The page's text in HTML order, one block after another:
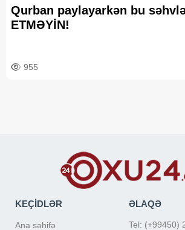
Qurban paylayarkən bu
ETMƏYİN!
955
KEÇİDLƏR
Ana səhifə
ƏLAQƏ
Tel: (+99450)